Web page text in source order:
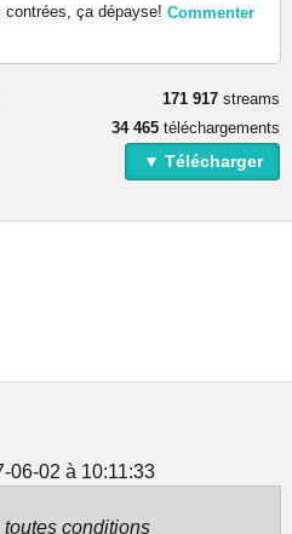
ça dépayse! Commenter
171 917 streams
34 465 téléchargements
▼ Télécharger
06-02 à 10:11:33
conditions